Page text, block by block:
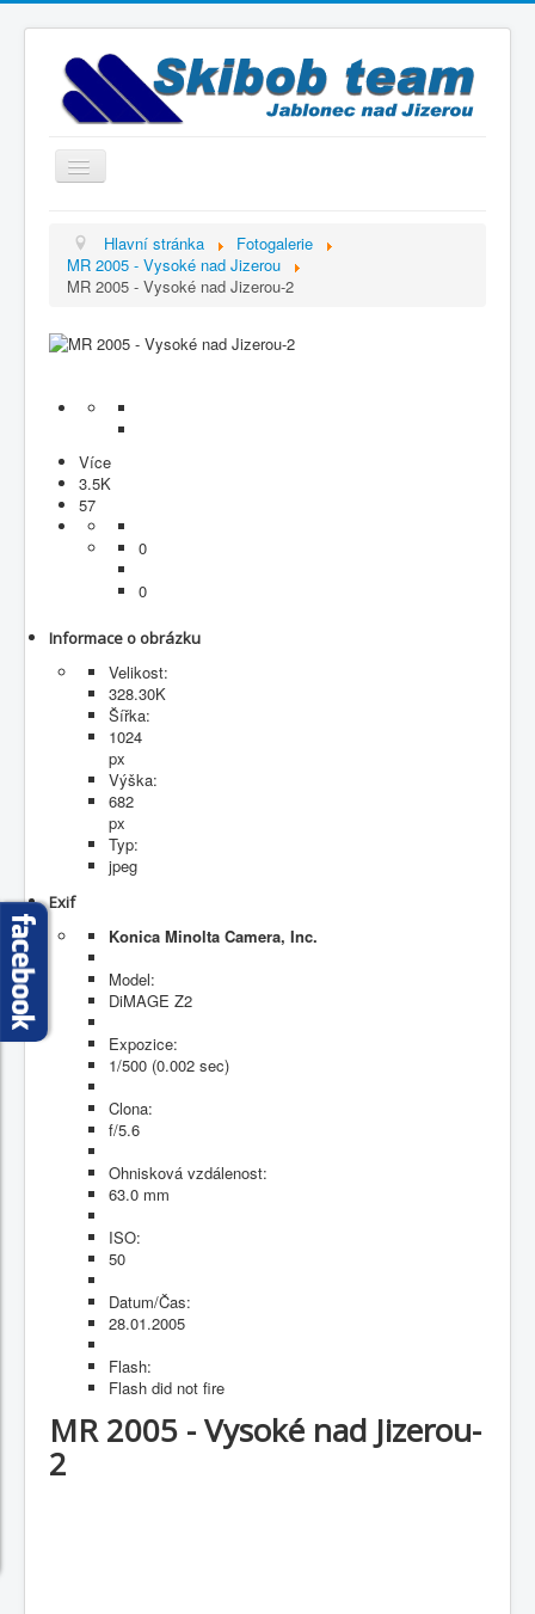
Přepnout
navigaci
Historie
Závodníci
Termínový kalendář
Výsledky
Videogalerie
Fotogalerie
Hlavní stránka
Fotogalerie
MR 2005 - Vysoké nad Jizerou
MR 2005 - Vysoké nad Jizerou-2
Více
3.5K
57
0
0
Informace o obrázku
Velikost:
328.30K
Šířka:
1024
px
Výška:
682
px
Typ:
jpeg
Exif
Konica Minolta Camera, Inc.
Model:
DiMAGE Z2
Expozice:
1/500 (0.002 sec)
Clona:
f/5.6
Ohnisková vzdálenost:
63.0 mm
ISO:
50
Datum/Čas:
28.01.2005
Flash:
Flash did not fire
MR 2005 - Vysoké nad Jizerou-
2